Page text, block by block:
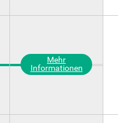
Mehr
Informationen